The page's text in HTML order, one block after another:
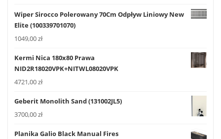
Wiper Sirocco Polerowany 70Cm Odpływ Liniowy New
Elite (100339701070)
1049,00zł
Kermi Nica 180x80 Prawa
NID2R18020VPK+NITWL08020VPK
4721,00zł
Geberit Monolith Sand (131002JL5)
3700,00zł
Planika Galio Black Manual Fires